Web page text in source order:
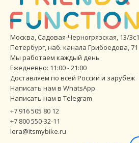
Москва, Садовая-Черногрязская, 13/3с1
Петербург,наб. канала Грибоедова, 71
Мы работаем каждый день
Ежедневно: 11:00 - 21:00
Доставляем по всей России и зарубеж
Написать нам в WhatsApp
Написать нам в Telegram
+7 916 505 80 12
+7 800 550-32-11
lera@itsmybike.ru